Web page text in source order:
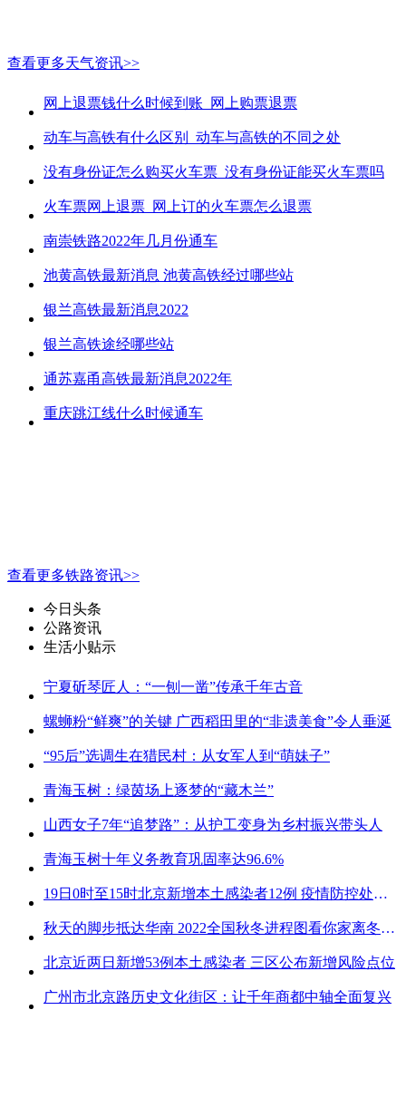
查看更多天气资讯>>
网上退票钱什么时候到账_网上购票退票
动车与高铁有什么区别_动车与高铁的不同之处
没有身份证怎么购买火车票_没有身份证能买火车票吗
火车票网上退票_网上订的火车票怎么退票
南崇铁路2022年几月份通车
池黄高铁最新消息 池黄高铁经过哪些站
银兰高铁最新消息2022
银兰高铁途经哪些站
通苏嘉甬高铁最新消息2022年
重庆跳江线什么时候通车
查看更多铁路资讯>>
今日头条
公路资讯
生活小贴示
宁夏斫琴匠人：“一刨一凿”传承千年古音
螺蛳粉“鲜爽”的关键 广西稻田里的“非遗美食”令人垂涎
“95后”选调生在猎民村：从女军人到“萌妹子”
青海玉树：绿茵场上逐梦的“藏木兰”
山西女子7年“追梦路”：从护工变身为乡村振兴带头人
青海玉树十年义务教育巩固率达96.6%
19日0时至15时北京新增本土感染者12例 疫情防控处关键时刻
秋天的脚步抵达华南 2022全国秋冬进程图看你家离冬天有多远
北京近两日新增53例本土感染者 三区公布新增风险点位
广州市北京路历史文化街区：让千年商都中轴全面复兴